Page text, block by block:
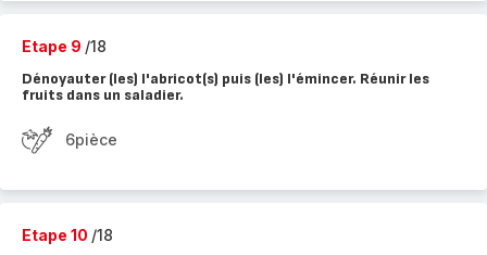
Etape 9 /18
Dénoyauter (les) l'abricot(s) puis (les) l'émincer. Réunir les
fruits dans un saladier.
6pièce
Etape 10 /18